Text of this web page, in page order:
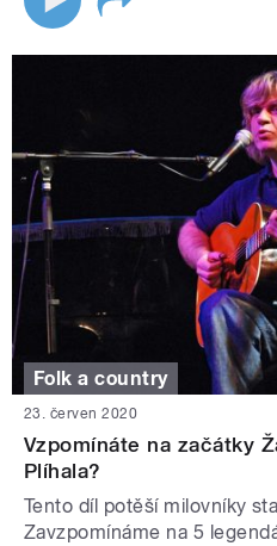
Folk a country
23. červen 2020
Vzpomínáte na začátky
Plíhala?
Tento díl potěší milovníky
Zavzpomínáme na 5